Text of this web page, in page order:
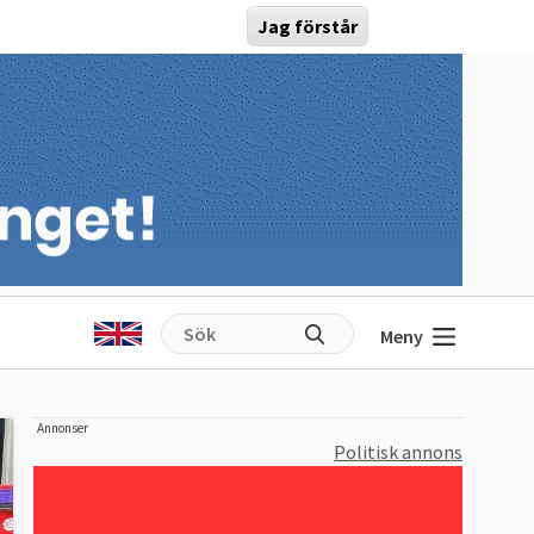
Jag förstår
Meny
Annonser
Politisk annons